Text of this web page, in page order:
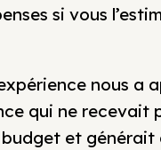
si vous
nous a
qui ne recevait
et générait